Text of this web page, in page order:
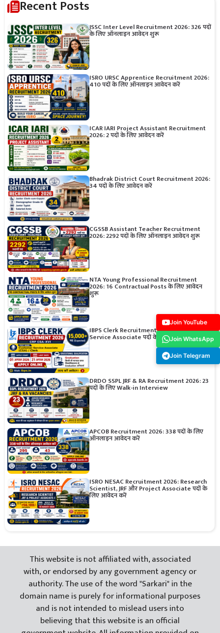
Recent Posts
JSSC Inter Level Recruitment 2026: 326 पदों
के लिए ऑनलाइन आवेदन शुरू
ISRO URSC Apprentice Recruitment 2026:
410 पदों के लिए ऑनलाइन आवेदन करें
ICAR IARI Project Assistant Recruitment
2026: 2 पदों के लिए आवेदन करें
Bhadrak District Court Recruitment 2026:
34 पदों के लिए आवेदन करें
CGSSB Assistant Teacher Recruitment
2026: 2292 पदों के लिए ऑनलाइन आवेदन शुरू
NTA Young Professional Recruitment
2026: 16 Contractual Posts के लिए आवेदन
शुरू
IBPS Clerk Recruitment 2026: Customer
Service Associate पदों के लिए आवेदन शुरू
DRDO SSPL JRF & RA Recruitment 2026: 23
पदों के लिए Walk-in Interview
APCOB Recruitment 2026: 338 पदों के लिए
ऑनलाइन आवेदन करें
ISRO NESAC Recruitment 2026: Research
Scientist, JRF और Project Associate पदों के
लिए आवेदन करें
This website is not affiliated with, associated
with, or endorsed by any government agency or
authority. The use of the word "Sarkari" in the
domain name is purely for informational purposes
and is not intended to mislead users into
believing that this website is an official
Join YouTube
Join WhatsApp
Join Telegram